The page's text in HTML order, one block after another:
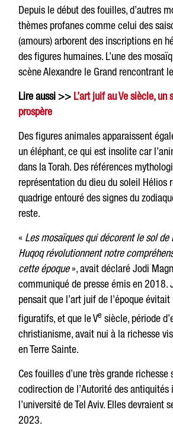
Depuis le début des fouilles, d’autres
thèmes profanes comme celui des
(amours) arborent des inscriptions en
des figures humaines. L’une des
scène Alexandre le Grand rencontrant
Lire aussi >> L’art juif au Ve siècle,
prospère
Des figures animales apparaissent
un éléphant, ce qui est insolite car
dans la Torah. Des références
représentation du dieu du soleil Hélios
quadrige entouré des signes du
reste.
« Les mosaïques qui décorent le sol de
Huqoq révolutionnent notre
cette époque», avait déclaré Jodi
communiqué de presse émis en 2018.
pensait que l’art juif de l’époque
figuratifs, et que le Ve siècle, période
christianisme, avait nui à la richesse
en Terre Sainte.
Ces fouilles d’une très grande richesse
codirection de l’Autorité des antiquités
l’université de Tel Aviv. Elles devraient
2023.